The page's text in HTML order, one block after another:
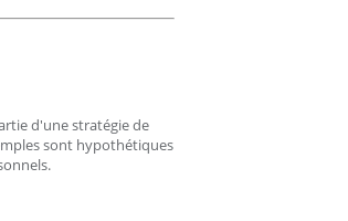
d'une stratégie de
sont hypothétiques